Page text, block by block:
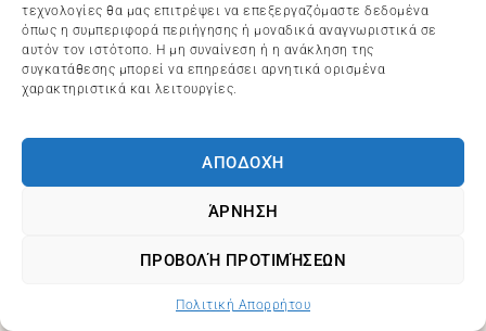
τεχνολογίες θα μας επιτρέψει να επεξεργαζόμαστε δεδομένα
όπως η συμπεριφορά περιήγησης ή μοναδικά αναγνωριστικά σε
αυτόν τον ιστότοπο. Η μη συναίνεση ή η ανάκληση της
συγκατάθεσης μπορεί να επηρεάσει αρνητικά ορισμένα
χαρακτηριστικά και λειτουργίες.
ΑΠΟΔΟΧΉ
ΆΡΝΗΣΗ
ΠΡΟΒΟΛΉ ΠΡΟΤΙΜΉΣΕΩΝ
Πολιτική Απορρήτου